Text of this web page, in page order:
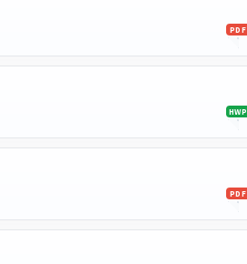
PDF
HWP
PDF